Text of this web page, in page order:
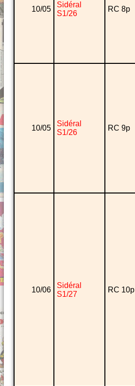
10/05
Sidéral
S1/26
RC 8p
10/05
Sidéral
S1/26
RC 9p
10/06
Sidéral
S1/27
RC 10p